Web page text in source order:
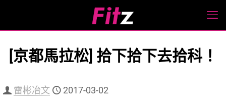
[京都馬拉松] 拾下拾下去拾科！
雷彬冶文 2017-03-02